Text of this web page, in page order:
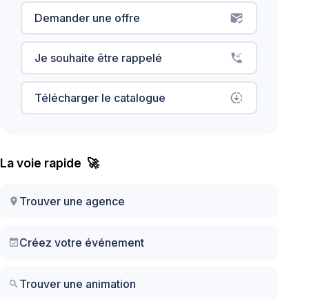
Demander une offre mark_email_read
Je souhaite être rappelé phone_callback
Télécharger le catalogue downloading
La voie rapide 🚀
location_on Trouver une agence
event_availableCréez votre événement
search Trouver une animation